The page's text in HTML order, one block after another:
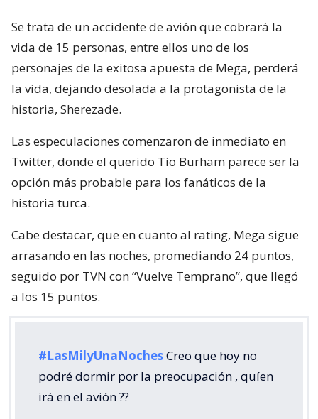
Se trata de un accidente de avión que cobrará la
vida de 15 personas, entre ellos uno de los
personajes de la exitosa apuesta de Mega, perderá
la vida, dejando desolada a la protagonista de la
historia, Sherezade.
Las especulaciones comenzaron de inmediato en
Twitter, donde el querido Tio Burham parece ser la
opción más probable para los fanáticos de la
historia turca.
Cabe destacar, que en cuanto al rating, Mega sigue
arrasando en las noches, promediando 24 puntos,
seguido por TVN con “Vuelve Temprano”, que llegó
a los 15 puntos.
#LasMilyUnaNochesCreo que hoy no
podré dormir por la preocupación , quíen
irá en el avión ??